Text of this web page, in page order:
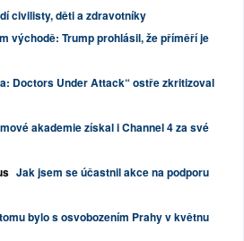
civilisty, děti a zdravotníky
východě: Trump prohlásil, že příměří je
Doctors Under Attack“ ostře zkritizoval
akademie získal i Channel 4 za své
Jak jsem se účastnil akce na podporu
bylo s osvobozením Prahy v květnu